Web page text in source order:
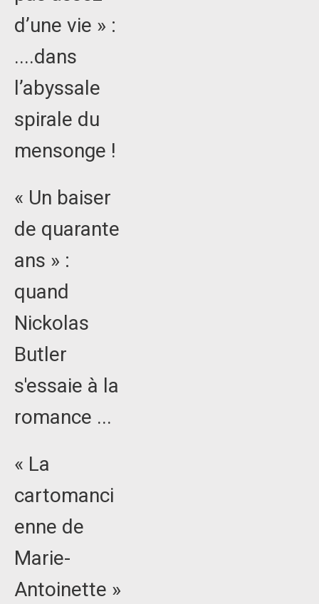
d’une vie » :
....dans
l’abyssale
spirale du
mensonge !
« Un baiser
de quarante
ans » :
quand
Nickolas
Butler
s'essaie à la
romance ...
« La
cartomanci
enne de
Marie-
Antoinette »